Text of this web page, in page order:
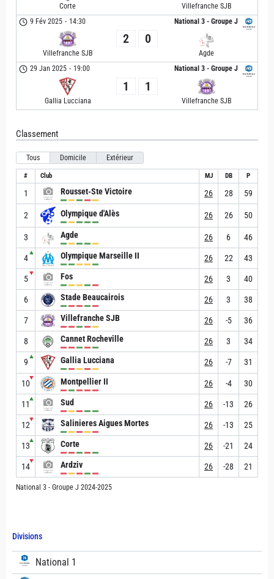
Divisions
National 1
Corte
Villefranche SJB
National 3 - Groupe J
9 Fév 2025 - 14:30
Villefranche SJB
2 0
Agde
National 3 - Groupe J
29 Jan 2025 - 19:00
Gallia Lucciana
1 1
Villefranche SJB
Classement
Tous Domicile Extérieur
# Club MJ DB P
1 Rousset-Ste Victoire 26 28 59
2 Olympique d'Alès 26 26 50
3 Agde 26 6 46
4
▲ Olympique Marseille II 26 22 43
5
▼ Fos 26 3 40
6 Stade Beaucairois 26 3 38
7 Villefranche SJB 26 -5 36
8 Cannet Rocheville 26 3 34
9
▲ Gallia Lucciana 26 -7 31
10
▼ Montpellier II 26 -4 30
11
▲ Sud 26 -13 26
12
▼ Salinieres Aigues Mortes 26 -13 25
13
▲ Corte 26 -21 24
14
▼ Ardziv 26 -28 21
National 3 - Groupe J 2024-2025